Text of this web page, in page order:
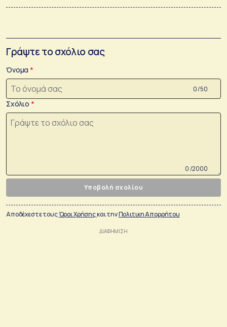
Γράψτε το σχόλιο σας
Όνομα
0 /50
Σχόλιο
0 /2000
Υποβολή σχολίου
Αποδέχεστε τουςΌροι Χρήσηςκαι τηνΠολιτικη Απορρήτου